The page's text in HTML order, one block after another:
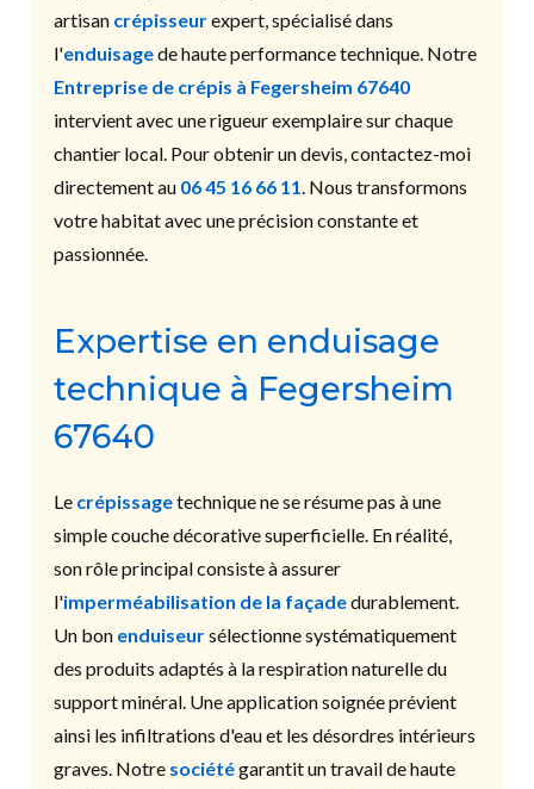
artisan crépisseurexpert, spécialisé dans
l'enduisagede haute performance technique. Notre
Entreprise de crépis à Fegersheim 67640
intervient avec une rigueur exemplaire sur chaque
chantier local. Pour obtenir un devis, contactez-moi
directement au 06 45 16 66 11. Nous transformons
votre habitat avec une précision constante et
passionnée.
Expertise en enduisage
technique à Fegersheim
67640
Le crépissagetechnique ne se résume pas à une
simple couche décorative superficielle. En réalité,
son rôle principal consiste à assurer
l'imperméabilisation de la façadedurablement.
Un bon enduiseursélectionne systématiquement
des produits adaptés à la respiration naturelle du
support minéral. Une application soignée prévient
ainsi les infiltrations d'eau et les désordres intérieurs
graves. Notre sociétégarantit un travail de haute